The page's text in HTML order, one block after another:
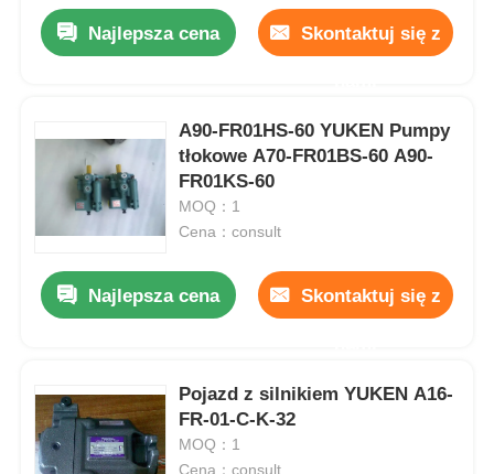
O nas
Kontrola jakości
Nowości
Sprawy
Poproś o wycenę
Najlepsza cena Skontaktuj się z
A90-FR01HS-60 YUKEN Pumpy
tłokowe A70-FR01BS-60 A90-
FR01KS-60
MOQ：1
Cena：consult
Najlepsza cena Skontaktuj się z
Pojazd z silnikiem YUKEN A16-
FR-01-C-K-32
MOQ：1
Cena：consult